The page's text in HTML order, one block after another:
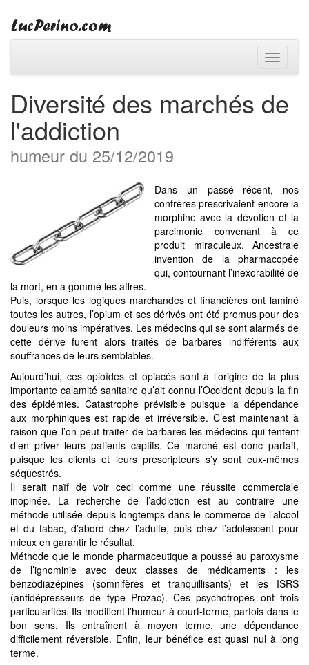
Toggle
Diversité des marchés de
l'addiction
humeur du 25/12/2019
Dans un passé récent, nos
confrères prescrivaient encore la
morphine avec la dévotion et la
parcimonie convenant à ce
produit miraculeux. Ancestrale
invention de la pharmacopée
qui, contournant l’inexorabilité de
la mort, en a gommé les affres.
Puis, lorsque les logiques marchandes et financières ont laminé
toutes les autres, l’opium et ses dérivés ont été promus pour des
douleurs moins impératives. Les médecins qui se sont alarmés de
cette dérive furent alors traités de barbares indifférents aux
souffrances de leurs semblables.
Aujourd’hui, ces opioïdes et opiacés sont à l’origine de la plus
importante calamité sanitaire qu’ait connu l’Occident depuis la fin
des épidémies. Catastrophe prévisible puisque la dépendance
aux morphiniques est rapide et irréversible. C’est maintenant à
raison que l’on peut traiter de barbares les médecins qui tentent
d’en priver leurs patients captifs. Ce marché est donc parfait,
puisque les clients et leurs prescripteurs s’y sont eux-mêmes
séquestrés.
Il serait naïf de voir ceci comme une réussite commerciale
inopinée. La recherche de l’addiction est au contraire une
méthode utilisée depuis longtemps dans le commerce de l’alcool
et du tabac, d’abord chez l’adulte, puis chez l’adolescent pour
mieux en garantir le résultat.
Méthode que le monde pharmaceutique a poussé au paroxysme
de l’ignominie avec deux classes de médicaments : les
benzodiazépines (somnifères et tranquillisants) et les ISRS
(antidépresseurs de type Prozac). Ces psychotropes ont trois
particularités. Ils modifient l’humeur à court-terme, parfois dans le
bon sens. Ils entraînent à moyen terme, une dépendance
difficilement réversible. Enfin, leur bénéfice est quasi nul à long
terme.